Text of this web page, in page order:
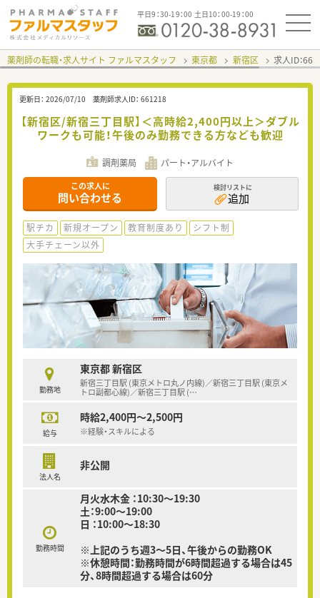
平日9：30-19：00 土日10：00-19：00
薬剤師の転職・求人サイト ファルマスタッフ 東京都 新宿区 求人ID：
更新日： 2026/07/10 薬剤師求人ID： 661218
【新宿区/新宿三丁目駅】＜高時給2,400円以上＞ダブル
ワークも可能！午後のみ勤務できる方なども歓迎
調剤薬局 パート・アルバイト
この求人に
問い合わせる
検討リストに
追加
駅チカ 新規オープン 教育制度あり
シフト制
大手チェーン以外
勤務地
東京都 新宿区
新宿三丁目駅 (東京メトロ丸ノ内線)／新宿三丁目駅 (東京メ
トロ副都心線)／新宿三丁目駅 (…
給与
時給2,400円～2,500円
※経験・スキルによる
法人名
非公開
勤務時間
月火水木金 ：10:30～19:30
土：9:00～19:00
日 ：10:00～18:30
※上記のうち週3～5日、午後からの勤務OK
※休憩時間：勤務時間が6時間超過する場合は45
分、8時間超過する場合は60分